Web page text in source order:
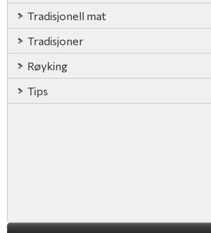
Tradisjonell mat
Tradisjoner
Røyking
Tips